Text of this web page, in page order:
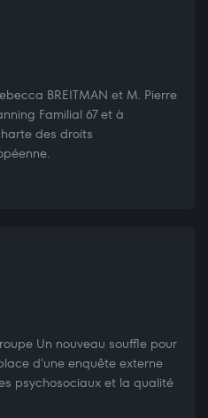
BREITMAN et M. Pierre
Familial 67 et à
des droits
Un nouveau souffle pour
d'une enquête externe
psychosociaux et la qualité